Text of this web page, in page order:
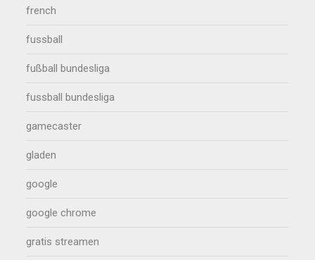
french
fussball
fußball bundesliga
fussball bundesliga
gamecaster
gladen
google
google chrome
gratis streamen